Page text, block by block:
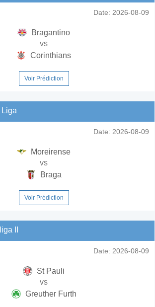
Date: 2026-08-09
Bragantino
vs
Corinthians
Voir Prédiction
Liga
Date: 2026-08-09
Moreirense
vs
Braga
Voir Prédiction
II
Date: 2026-08-09
St Pauli
vs
Greuther Furth